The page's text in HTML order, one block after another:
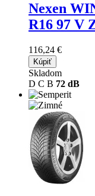
Nexen
R16 97 V
116,24 €
Kúpiť
Skladom
D C B 72 dB